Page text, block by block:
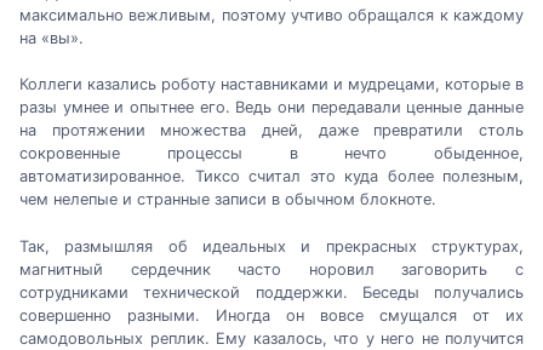
максимально вежливым, поэтому учтиво обращался к каждому
на «вы».
Коллеги казались роботу наставниками и мудрецами, которые в
разы умнее и опытнее его. Ведь они передавали ценные данные
на протяжении множества дней, даже превратили столь
сокровенные процессы в нечто обыденное,
автоматизированное. Тиксо считал это куда более полезным,
чем нелепые и странные записи в обычном блокноте.
Так, размышляя об идеальных и прекрасных структурах,
магнитный сердечник часто норовил заговорить с
сотрудниками технической поддержки. Беседы получались
совершенно разными. Иногда он вовсе смущался от их
самодовольных реплик. Ему казалось, что у него не получится